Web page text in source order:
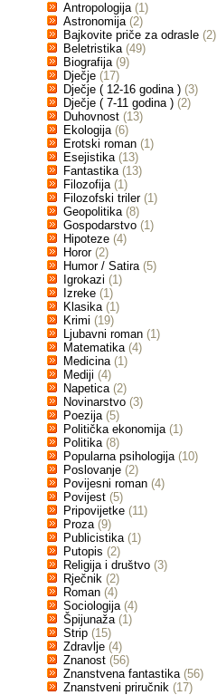
Antropologija (1)
Astronomija (2)
Bajkovite priče za odrasle (2)
Beletristika (49)
Biografija (9)
Dječje (17)
Dječje ( 12-16 godina ) (3)
Dječje ( 7-11 godina ) (2)
Duhovnost (13)
Ekologija (6)
Erotski roman (1)
Esejistika (13)
Fantastika (13)
Filozofija (1)
Filozofski triler (1)
Geopolitika (8)
Gospodarstvo (1)
Hipoteze (4)
Horor (2)
Humor / Satira (5)
Igrokazi (1)
Izreke (1)
Klasika (1)
Krimi (19)
Ljubavni roman (1)
Matematika (4)
Medicina (1)
Mediji (4)
Napetica (2)
Novinarstvo (3)
Poezija (5)
Politička ekonomija (1)
Politika (8)
Popularna psihologija (10)
Poslovanje (2)
Povijesni roman (4)
Povijest (5)
Pripovijetke (11)
Proza (9)
Publicistika (1)
Putopis (2)
Religija i društvo (3)
Rječnik (2)
Roman (4)
Sociologija (4)
Špijunaža (1)
Strip (15)
Zdravlje (4)
Znanost (56)
Znanstvena fantastika (56)
Znanstveni priručnik (17)